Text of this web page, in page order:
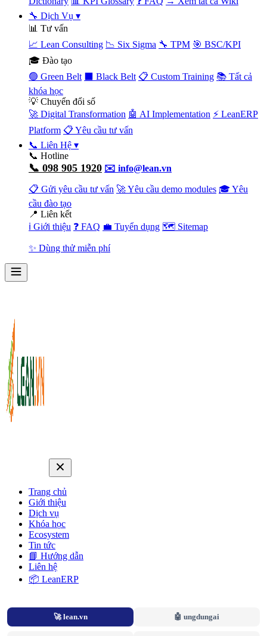
🔧 Dịch Vụ ▾
📊 Tư vấn
📈 Lean Consulting 📉 Six Sigma 🔧 TPM 🎯 BSC/KPI
🎓 Đào tạo
🟢 Green Belt
⬛ Black Belt 📋 Custom Training 📚 Tất cả
khóa học
💡 Chuyển đổi số
🚀 Digital Transformation 🤖 AI Implementation ⚡ LeanERP
Platform 📋 Yêu cầu tư vấn
📞 Liên Hệ ▾
📞 Hotline
📞 098 905 1920 ✉️ info@lean.vn
📋 Gửi yêu cầu tư vấn 🚀 Yêu cầu demo modules 🎓 Yêu
cầu đào tạo
📍 Liên kết
ℹ️ Giới thiệu ❓ FAQ 💼 Tuyển dụng 🗺️ Sitemap
✨ Dùng thử miễn phí
Trang chủ
Giới thiệu
Dịch vụ
Khóa học
Ecosystem
Tin tức
📘 Hướng dẫn
Liên hệ
📦 LeanERP
🚀 lean.vn 🤖 ungdungai